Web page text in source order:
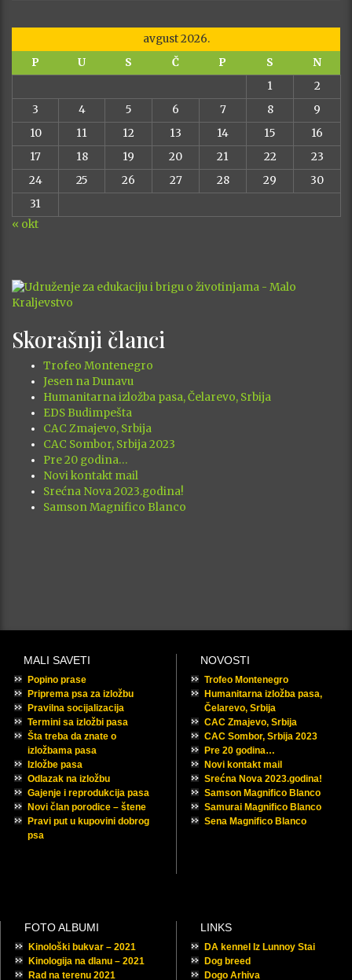
avgust 2026.
P
U S Č P S
N
1
2
3
4 5 6 7 8
9
10
11 12 13 14 15
16
17
18 19 20 21 22
23
24
25 26 27 28 29
30
31
« okt
Skorašnji članci
Trofeo Montenegro
Jesen na Dunavu
Humanitarna izložba pasa, Čelarevo, Srbija
EDS Budimpešta
CAC Zmajevo, Srbija
CAC Sombor, Srbija 2023
Pre 20 godina…
Novi kontakt mail
Srećna Nova 2023.godina!
Samson Magnifico Blanco
MALI SAVETI
Popino prase
Priprema psa za izložbu
Pravilna socijalizacija
Termini sa izložbi pasa
Šta treba da znate o
izložbama pasa
Izložbe pasa
Odlazak na izložbu
Gajenje i reprodukcija pasa
Novi član porodice – štene
Pravi put u kupovini dobrog
psa
NOVOSTI
Trofeo Montenegro
Humanitarna izložba pasa,
Čelarevo, Srbija
CAC Zmajevo, Srbija
CAC Sombor, Srbija 2023
Pre 20 godina…
Novi kontakt mail
Srećna Nova 2023.godina!
Samson Magnifico Blanco
Samurai Magnifico Blanco
Sena Magnifico Blanco
FOTO ALBUMI
Kinološki bukvar – 2021
Kinologija na dlanu – 2021
Rad na terenu 2021
LINKS
DA kennel Iz Lunnoy Stai
Dog breed
Dogo Arhiva